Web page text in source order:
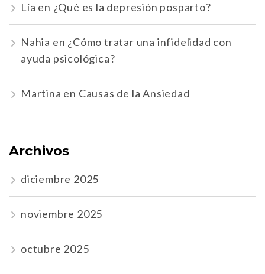
Lía en ¿Qué es la depresión posparto?
Nahia en ¿Cómo tratar una infidelidad con
ayuda psicológica?
Martina en Causas de la Ansiedad
Archivos
diciembre 2025
noviembre 2025
octubre 2025